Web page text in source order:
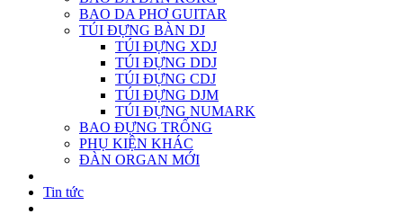
BAO DA PHƠ GUITAR
TÚI ĐỰNG BÀN DJ
TÚI ĐỰNG XDJ
TÚI ĐỰNG DDJ
TÚI ĐỰNG CDJ
TÚI ĐỰNG DJM
TÚI ĐỰNG NUMARK
BAO ĐỰNG TRỐNG
PHỤ KIỆN KHÁC
ĐÀN ORGAN MỚI
Tin tức